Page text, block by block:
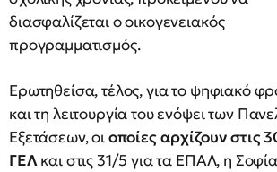
διασφαλίζεται ο οικογενειακός
προγραμματισμός.
Ερωτηθείσα, τέλος, για το ψηφιακό
και τη λειτουργία του ενόψει των
Εξετάσεων, οιοποίες αρχίζουν στις
ΓΕΛκαι στις 31/5 για τα ΕΠΑΛ, η Σοφία